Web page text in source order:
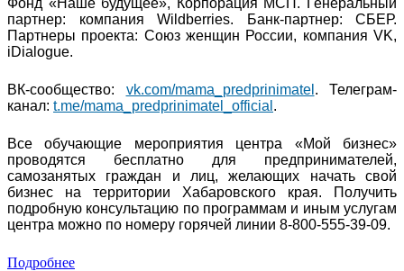
партнер: компания Wildberries. Банк-партнер: СБЕР.
Партнеры проекта: Союз женщин России, компания VK,
iDialogue.
ВК-сообщество: vk.com/mama_predprinimatel . Телеграм-
канал: t.me/mama_predprinimatel_official .
Все обучающие мероприятия центра «Мой бизнес»
проводятся бесплатно для предпринимателей,
самозанятых граждан и лиц, желающих начать свой
бизнес на территории Хабаровского края. Получить
подробную консультацию по программам и иным услугам
центра можно по номеру горячей линии 8-800-555-39-09.
Подробнее